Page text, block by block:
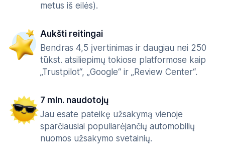
metus iš eilės).
Aukšti reitingai
Bendras 4,5 įvertinimas ir daugiau nei 250
tūkst. atsiliepimų tokiose platformose kaip
„Trustpilot“, „Google“ ir „Review Center“.
7 mln. naudotojų
Jau esate pateikę užsakymą vienoje
sparčiausiai populiarėjančių automobilių
nuomos užsakymo svetainių.